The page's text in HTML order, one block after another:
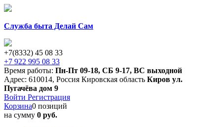
Служба быта Делай Сам
+7(8332) 45 08 33
+7 922 995 08 33
Время работы: Пн-Пт 09-18, СБ 9-17, ВС выходной
Адрес: 610014, Россия Кировская область Киров ул.
Пугачёва дом 9
Войти Регистрация
Корзина0 позиций
на сумму 0 руб.